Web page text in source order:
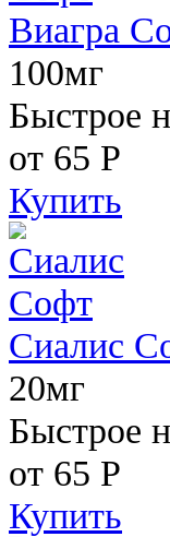
Виагра
100мг
Быстрое
от 65 Р
Купить
Сиалис
20мг
Быстрое
от 65 Р
Купить